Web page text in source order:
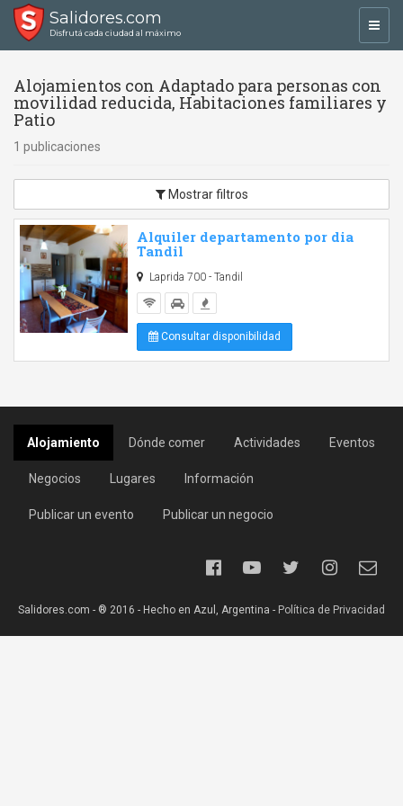
Salidores.com
Disfrutá cada ciudad al máximo
Alojamientos con Adaptado para personas con
movilidad reducida, Habitaciones familiares y
Patio
1 publicaciones
Mostrar filtros
Alquiler departamento por dia
Tandil
Laprida 700 - Tandil
Consultar disponibilidad
Alojamiento Dónde comer Actividades Eventos
Negocios Lugares Información
Publicar un evento Publicar un negocio
Salidores.com - ® 2016 - Hecho en Azul, Argentina - Política de Privacidad